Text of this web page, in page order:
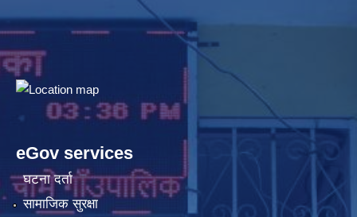
eGov services
घटना दर्ता
सामाजिक सुरक्षा